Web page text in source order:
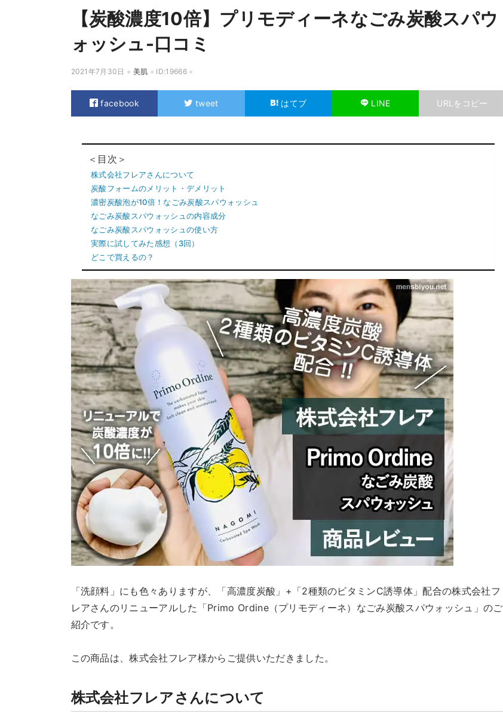
【炭酸濃度10倍】プリモディーネなごみ炭酸スパウ
ォッシュ-口コミ
2021年7月30日 美肌 ID:19666
facebook tweet はてブ LINE URLをコピー
＜目次＞
株式会社フレアさんについて
炭酸フォームのメリット・デメリット
濃密炭酸泡が10倍！なごみ炭酸スパウォッシュ
なごみ炭酸スパウォッシュの内容成分
なごみ炭酸スパウォッシュの使い方
実際に試してみた感想（3回）
どこで買えるの？
「洗顔料」にも色々ありますが、「高濃度炭酸」+「2種類のビタミンC誘導体」配合の株式会社フ
レアさんのリニューアルした「Primo Ordine（プリモディーネ）なごみ炭酸スパウォッシュ」のご
紹介です。
この商品は、株式会社フレア様からご提供いただきました。
株式会社フレアさんについて